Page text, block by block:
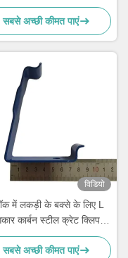
with Removable
Hanging Rod & Carton
सबसे अच्छी कीमत पाएं
विडियो
में लकड़ी के बक्से के लिए L
कार्बन स्टील क्रेट क्लिप
के बक्से के लिए वसंत भरी हुई
पैलेट क्लिप कस्टम आकार
सबसे अच्छी कीमत पाएं